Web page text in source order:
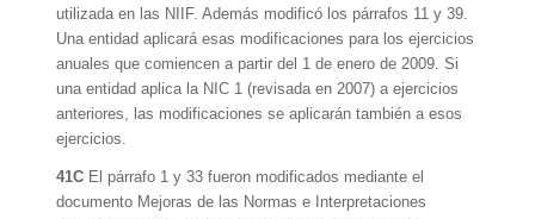
utilizada en las NIIF. Además modificó los párrafos 11 y 39.
Una entidad aplicará esas modificaciones para los ejercicios
anuales que comiencen a partir del 1 de enero de 2009. Si
una entidad aplica la NIC 1 (revisada en 2007) a ejercicios
anteriores, las modificaciones se aplicarán también a esos
ejercicios.
41C El párrafo 1 y 33 fueron modificados mediante el
documento Mejoras de las Normas e Interpretaciones